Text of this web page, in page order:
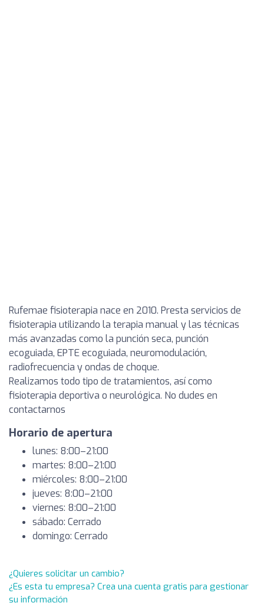
Rufemae fisioterapia nace en 2010. Presta servicios de
fisioterapia utilizando la terapia manual y las técnicas
más avanzadas como la punción seca, punción
ecoguiada, EPTE ecoguiada, neuromodulación,
radiofrecuencia y ondas de choque.
Realizamos todo tipo de tratamientos, así como
fisioterapia deportiva o neurológica. No dudes en
contactarnos
Horario de apertura
lunes: 8:00–21:00
martes: 8:00–21:00
miércoles: 8:00–21:00
jueves: 8:00–21:00
viernes: 8:00–21:00
sábado: Cerrado
domingo: Cerrado
¿Quieres solicitar un cambio?
¿Es esta tu empresa? Crea una cuenta gratis para gestionar
su información